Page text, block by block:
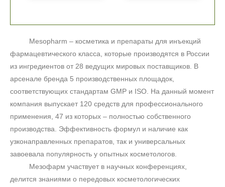
Mesopharm – косметика и препараты для инъекций
фармацевтического класса, которые производятся в России
из ингредиентов от 28 ведущих мировых поставщиков. В
арсенале бренда 5 производственных площадок,
соответствующих стандартам GMP и ISO . На данный момент
компания выпускает 120 средств для профессионального
применения, 47 из которых – полностью собственного
производства. Эффективность формул и наличие как
узконаправленных препаратов, так и универсальных
завоевала популярность у опытных косметологов.
Мезофарм участвует в научных конференциях,
делится знаниями о передовых косметологических
+7 (495) 640-58-89